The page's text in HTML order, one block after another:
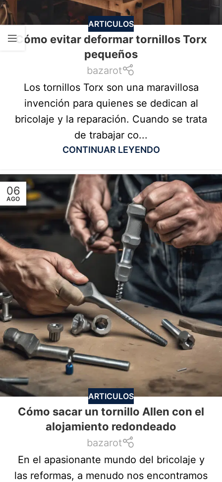
ARTICULOS
Cómo evitar deformar tornillos Torx
pequeños
bazarot
Los tornillos Torx son una maravillosa
invención para quienes se dedican al
bricolaje y la reparación. Cuando se trata
de trabajar co...
CONTINUAR LEYENDO
06
AGO
ARTICULOS
Cómo sacar un tornillo Allen con el
alojamiento redondeado
bazarot
En el apasionante mundo del bricolaje y
las reformas, a menudo nos encontramos